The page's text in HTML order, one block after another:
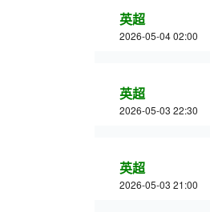
英超
2026-05-04 02:00
英超
2026-05-03 22:30
英超
2026-05-03 21:00